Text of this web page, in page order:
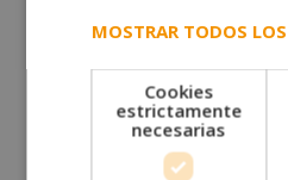
Solicita más
MOSTRAR TODOS
Cookies
estrictamente
necesarias